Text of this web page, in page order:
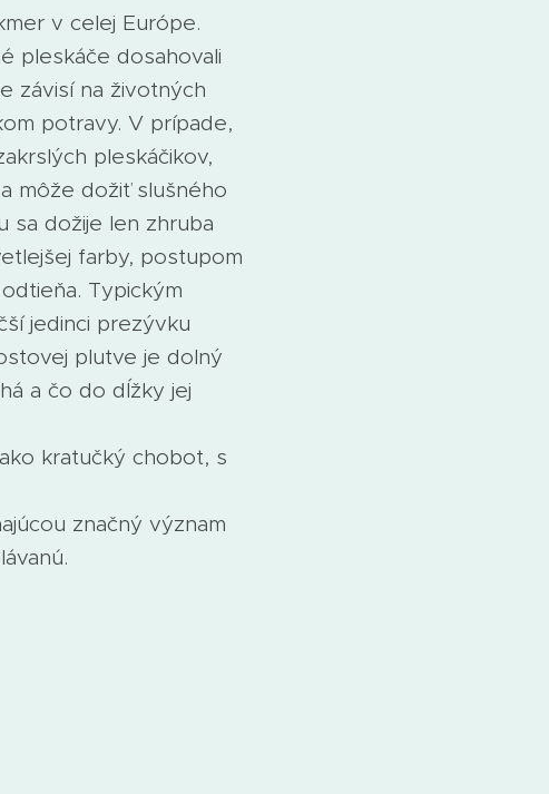
v celej Európe.
pleskáče dosahovali
závisí na životných
potravy. V prípade,
pleskáčikov,
môže dožiť slušného
sa dožije len zhruba
farby, postupom
Typickým
jedinci prezývku
plutve je dolný
a čo do dĺžky jej
kratučký chobot, s
značný význam